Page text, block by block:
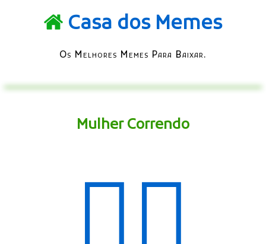
Casa dos Memes
Os Melhores Memes Para Baixar.
Mulher Correndo